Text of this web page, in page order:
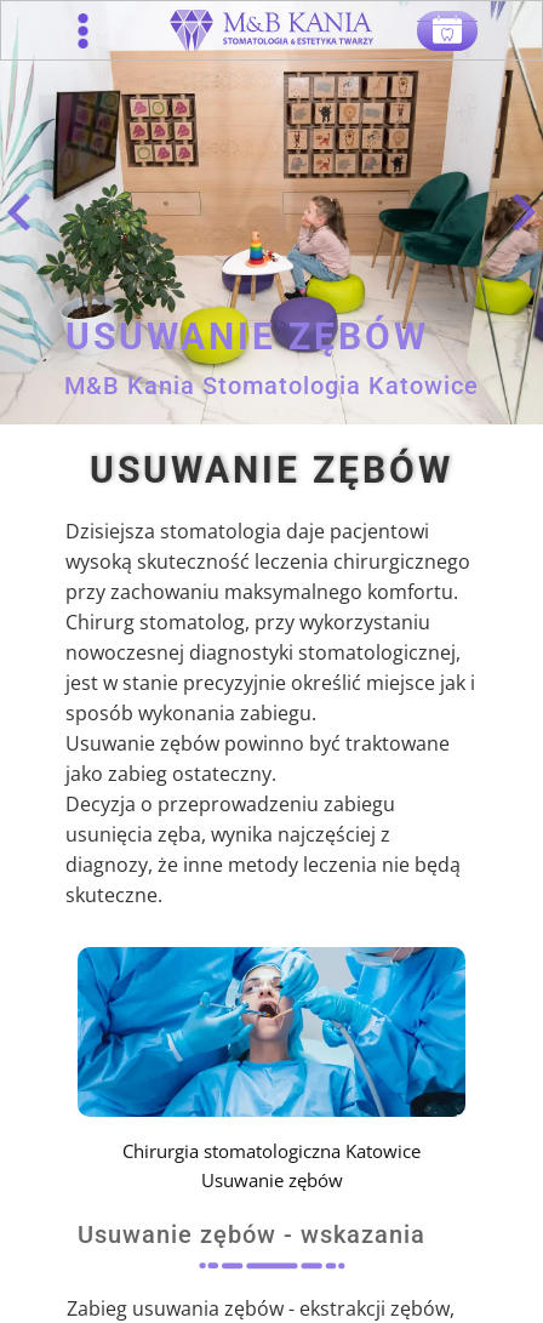
. .
USUWANIE ZĘBÓW
M&B Kania Stomatologia Katowice
USUWANIE ZĘBÓW
Dzisiejsza stomatologia daje pacjentowi
wysoką skuteczność leczenia chirurgicznego
przy zachowaniu maksymalnego komfortu.
Chirurg stomatolog, przy wykorzystaniu
nowoczesnej diagnostyki stomatologicznej,
jest w stanie precyzyjnie określić miejsce jak i
sposób wykonania zabiegu.
Usuwanie zębów powinno być traktowane
jako zabieg ostateczny.
Decyzja o przeprowadzeniu zabiegu
usunięcia zęba, wynika najczęściej z
diagnozy, że inne metody leczenia nie będą
skuteczne.
Chirurgia stomatologiczna Katowice
Usuwanie zębów
Usuwanie zębów - wskazania
Zabieg usuwania zębów - ekstrakcji zębów,